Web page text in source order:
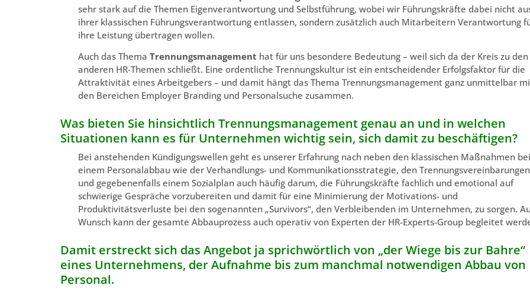
sehr stark auf die Themen Eigenverantwortung und Selbstführung, wobei wir Führungskräfte dabei nicht
ihrer klassischen Führungsverantwortung entlassen, sondern zusätzlich auch Mitarbeitern Verantwortung
ihre Leistung übertragen wollen.
Auch das Thema Trennungsmanagement hat für uns besondere Bedeutung – weil sich da der Kreis zu den
anderen HR-Themen schließt. Eine ordentliche Trennungskultur ist ein entscheidender Erfolgsfaktor für die
Attraktivität eines Arbeitgebers – und damit hängt das Thema Trennungsmanagement ganz unmittelbar
den Bereichen Employer Branding und Personalsuche zusammen.
Was bieten Sie hinsichtlich Trennungsmanagement genau an und in welchen
Situationen kann es für Unternehmen wichtig sein, sich damit zu beschäftigen?
Bei anstehenden Kündigungswellen geht es unserer Erfahrung nach neben den klassischen Maßnahmen bei
einem Personalabbau wie der Verhandlungs- und Kommunikationsstrategie, den Trennungsvereinbarungen
und gegebenenfalls einem Sozialplan auch häufig darum, die Führungskräfte fachlich und emotional auf
schwierige Gespräche vorzubereiten und damit für eine Minimierung der Motivations- und
Produktivitätsverluste bei den sogenannten „Survivors“, den Verbleibenden im Unternehmen, zu sorgen.
Wunsch kann der gesamte Abbauprozess auch operativ von Experten der HR-Experts-Group begleitet
Damit erstreckt sich das Angebot ja sprichwörtlich von „der Wiege bis zur Bahre“
eines Unternehmens, der Aufnahme bis zum manchmal notwendigen Abbau von
Personal.